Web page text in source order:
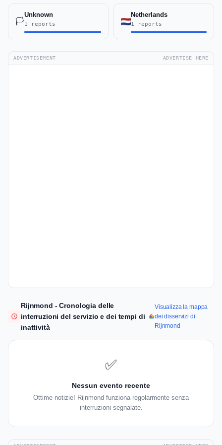
🏳️
Unknown
1 reports
Netherlands
1 reports
ADVERTISEMENT ADVERTISE HERE
Rijnmond - Cronologia delle
interruzioni del servizio e dei tempi di
inattività
Visualizza la mappa
dei disservizi di
Rijnmond
✅
Nessun evento recente
Ottime notizie! Rijnmond funziona regolarmente senza
interruzioni segnalate.